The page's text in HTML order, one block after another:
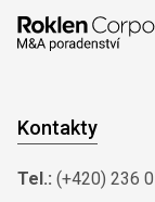
Kontakty
Tel.: (+420) 236